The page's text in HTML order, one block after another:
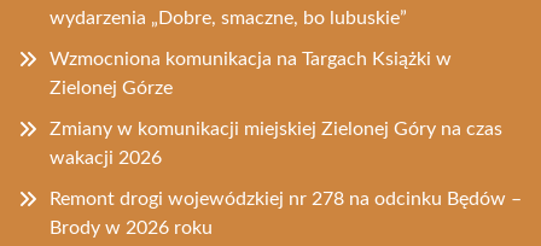
wydarzenia „Dobre, smaczne, bo lubuskie”
Wzmocniona komunikacja na Targach Książki w
Zielonej Górze
Zmiany w komunikacji miejskiej Zielonej Góry na czas
wakacji 2026
Remont drogi wojewódzkiej nr 278 na odcinku Będów –
Brody w 2026 roku